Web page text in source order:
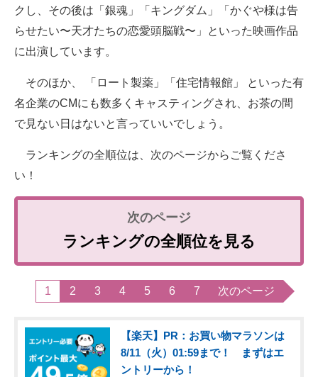
クし、その後は「銀魂」「キングダム」「かぐや様は告
らせたい〜天才たちの恋愛頭脳戦〜」といった映画作品
に出演しています。
そのほか、 「ロート製薬」「住宅情報館」 といった有
名企業のCMにも数多くキャスティングされ、お茶の間
で見ない日はないと言っていいでしょう。
ランキングの全順位は、次のページからご覧くださ
い！
ランキングの全順位を見る
1 2 3 4 5 6 7 次のページ
【楽天】PR：お買い物マラソンは
8/11（火）01:59まで！ まずはエ
ントリーから！